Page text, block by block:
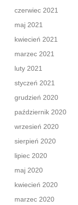
czerwiec 2021
maj 2021
kwiecień 2021
marzec 2021
luty 2021
styczeń 2021
grudzień 2020
październik 2020
wrzesień 2020
sierpień 2020
lipiec 2020
maj 2020
kwiecień 2020
marzec 2020